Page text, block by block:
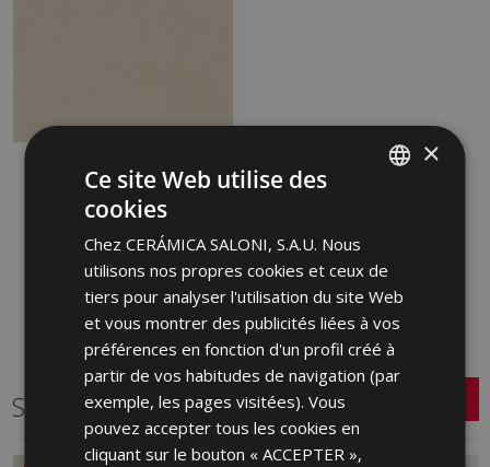
ESSENCE MARFIL CARE
60 X 60
LXP670 | 60x60
Ajouter aux favoris
Série connexe
ENGLISH
GERMAN
PORTUGUESE
×
Ce site Web utilise des
cookies
Chez CERÁMICA SALONI, S.A.U. Nous
utilisons nos propres cookies et ceux de
tiers pour analyser l'utilisation du site Web
et vous montrer des publicités liées à vos
préférences en fonction d'un profil créé à
partir de vos habitudes de navigation (par
exemple, les pages visitées). Vous
pouvez accepter tous les cookies en
cliquant sur le bouton « ACCEPTER »,